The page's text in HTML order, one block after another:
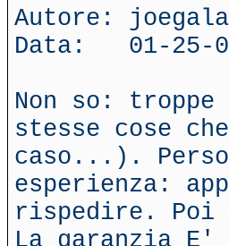
Autore:
Data: 01-25-
Non so:
stesse cose
caso...).
esperienza:
rispedire. Poi
La garanzia E'